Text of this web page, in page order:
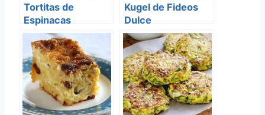
Tortitas de
Espinacas
Kugel de Fideos
Dulce